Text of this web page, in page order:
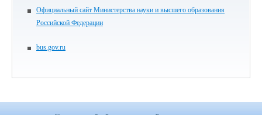
Официальный сайт Министерства науки и высшего образования
Российской Федерации
bus.gov.ru